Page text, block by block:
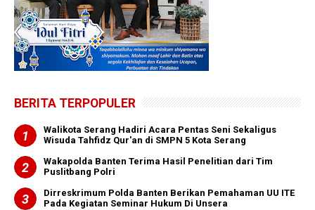
BERITA TERPOPULER
Walikota Serang Hadiri Acara Pentas Seni Sekaligus
Wisuda Tahfidz Qur'an di SMPN 5 Kota Serang
Wakapolda Banten Terima Hasil Penelitian dari Tim
Puslitbang Polri
Dirreskrimum Polda Banten Berikan Pemahaman UU ITE
Pada Kegiatan Seminar Hukum Di Unsera